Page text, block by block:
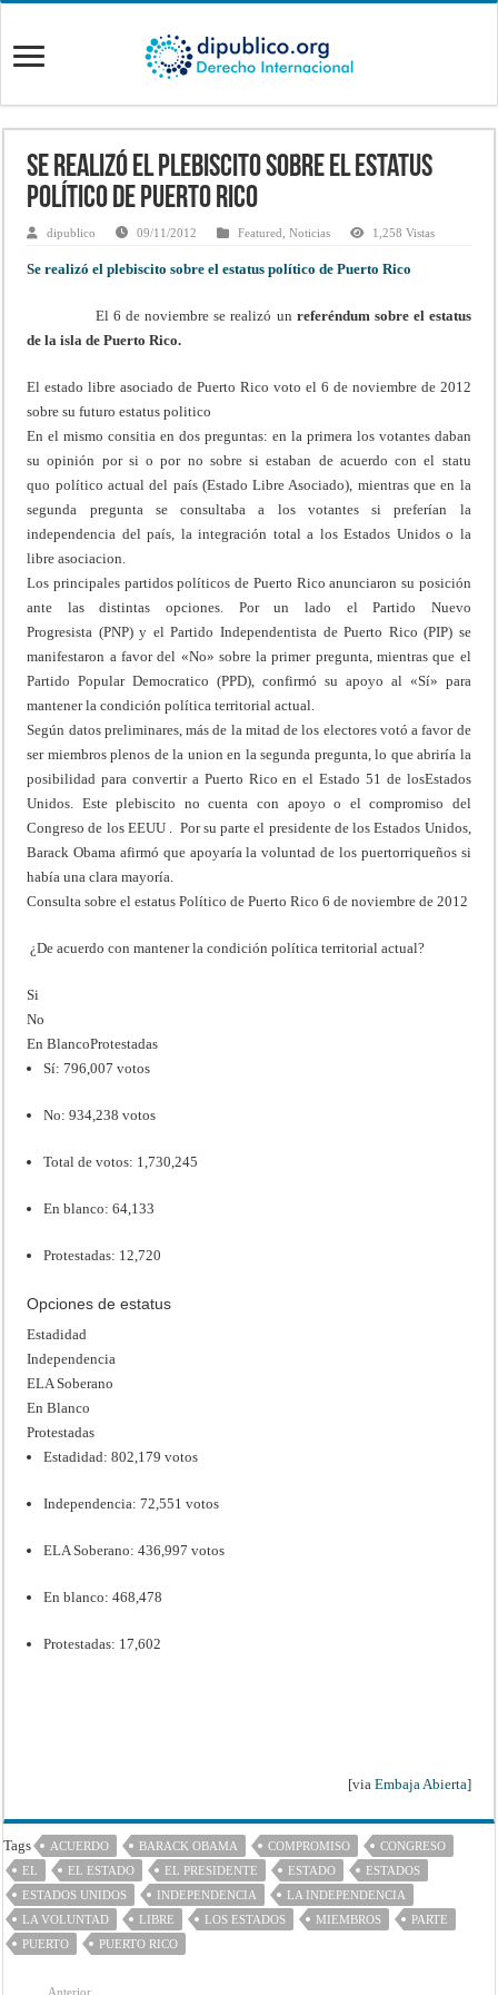
Se realizó el plebiscito sobre el estatus
político de Puerto Rico
dipublico 09/11/2012 Featured ,Noticias 1,258 Vistas
Se realizó el plebiscito sobre el estatus político de Puerto Rico
El 6 de noviembre se realizó un referéndum sobre el estatus
de la isla de Puerto Rico.
El estado libre asociado de Puerto Rico voto el 6 de noviembre de 2012
sobre su futuro estatus politico
En el mismo consitia en dos preguntas: en la primera los votantes daban
su opinión por si o por no sobre si estaban de acuerdo con el statu
quo político actual del país (Estado Libre Asociado), mientras que en la
segunda pregunta se consultaba a los votantes si preferían la
independencia del país, la integración total a los Estados Unidos o la
libre asociacion.
Los principales partidos políticos de Puerto Rico anunciaron su posición
ante las distintas opciones. Por un lado el Partido Nuevo
Progresista (PNP) y el Partido Independentista de Puerto Rico (PIP) se
manifestaron a favor del «No» sobre la primer pregunta, mientras que el
Partido Popular Democratico (PPD), confirmó su apoyo al «Sí» para
mantener la condición política territorial actual.
Según datos preliminares, más de la mitad de los electores votó a favor de
ser miembros plenos de la union en la segunda pregunta, lo que abriría la
posibilidad para convertir a Puerto Rico en el Estado 51 de losEstados
Unidos. Este plebiscito no cuenta con apoyo o el compromiso del
Congreso de los EEUU . Por su parte el presidente de los Estados Unidos,
Barack Obama afirmó que apoyaría la voluntad de los puertorriqueños si
había una clara mayoría.
Consulta sobre el estatus Político de Puerto Rico 6 de noviembre de 2012
¿De acuerdo con mantener la condición política territorial actual?
Si
No
En BlancoProtestadas
Sí: 796,007 votos
No: 934,238 votos
Total de votos: 1,730,245
En blanco: 64,133
Protestadas: 12,720
Opciones de estatus
Estadidad
Independencia
ELA Soberano
En Blanco
Protestadas
Estadidad: 802,179 votos
Independencia: 72,551 votos
ELA Soberano: 436,997 votos
En blanco: 468,478
Protestadas: 17,602
[via Embaja Abierta]
Tags ACUERDO BARACK OBAMA COMPROMISO
CONGRESO
EL
EL ESTADO EL PRESIDENTE ESTADO
ESTADOS
ESTADOS UNIDOS
INDEPENDENCIA
LA INDEPENDENCIA
LA VOLUNTAD
LIBRE LOS ESTADOS MIEMBROS
PARTE
PUERTO
PUERTO RICO
Anterior